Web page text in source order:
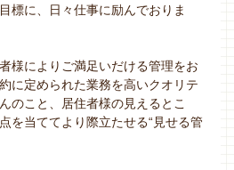
標に、日々仕事に励んでおりま
様によりご満足いだける管理をお
に定められた業務を高いクオリテ
のこと、居住者様の見えるとこ
を当ててより際立たせる“見せる管